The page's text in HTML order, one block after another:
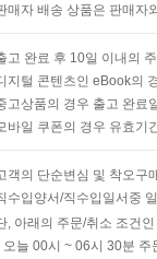
는 것이다.”
에 참석하고자 방
밋은 휴양하기 좋
미워한 남자에 대
매자 배송 상품은 판매자
고 완료 후 10일 이내의
지털 콘텐츠인 eBook의
고상품의 경우 출고 완료
바일 쿠폰의 경우 유효기
객의 단순변심 및 착오구
수입양서/직수입일서중
, 아래의 주문/취소 조건
오늘 00시 ~ 06시 30분